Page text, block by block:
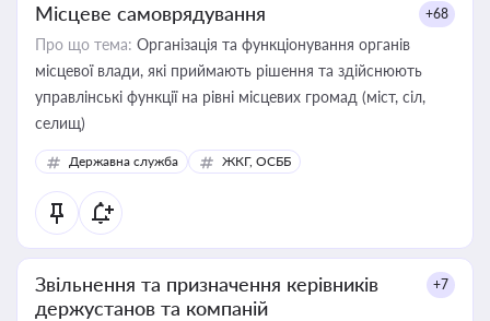
Місцеве самоврядування +68
Про що тема: Організація та функціонування органів
місцевої влади, які приймають рішення та здійснюють
управлінські функції на рівні місцевих громад (міст, сіл,
селищ)
Державна служба ЖКГ, ОСББ
Звільнення та призначення керівників
держустанов та компаній
+7